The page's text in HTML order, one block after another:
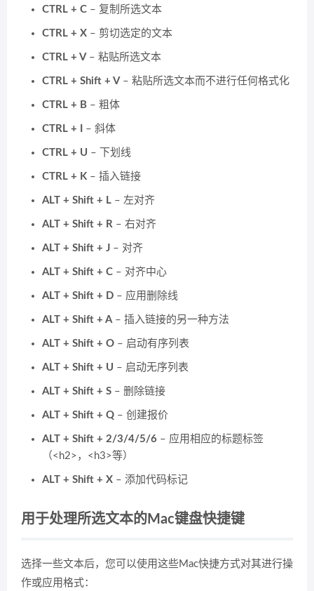
CTRL + C – 复制所选文本
CTRL + X – 剪切选定的文本
CTRL + V – 粘贴所选文本
CTRL + Shift + V – 粘贴所选文本而不进行任何格式化
CTRL + B – 粗体
CTRL + I – 斜体
CTRL + U – 下划线
CTRL + K – 插入链接
ALT + Shift + L – 左对齐
ALT + Shift + R – 右对齐
ALT + Shift + J – 对齐
ALT + Shift + C – 对齐中心
ALT + Shift + D – 应用删除线
ALT + Shift + A – 插入链接的另一种方法
ALT + Shift + O – 启动有序列表
ALT + Shift + U – 启动无序列表
ALT + Shift + S – 删除链接
ALT + Shift + Q – 创建报价
ALT + Shift + 2/3/4/5/6 – 应用相应的标题标签
（<h2>，<h3>等）
ALT + Shift + X – 添加代码标记
用于处理所选文本的Mac键盘快捷键
选择一些文本后，您可以使用这些Mac快捷方式对其进行操
作或应用格式：